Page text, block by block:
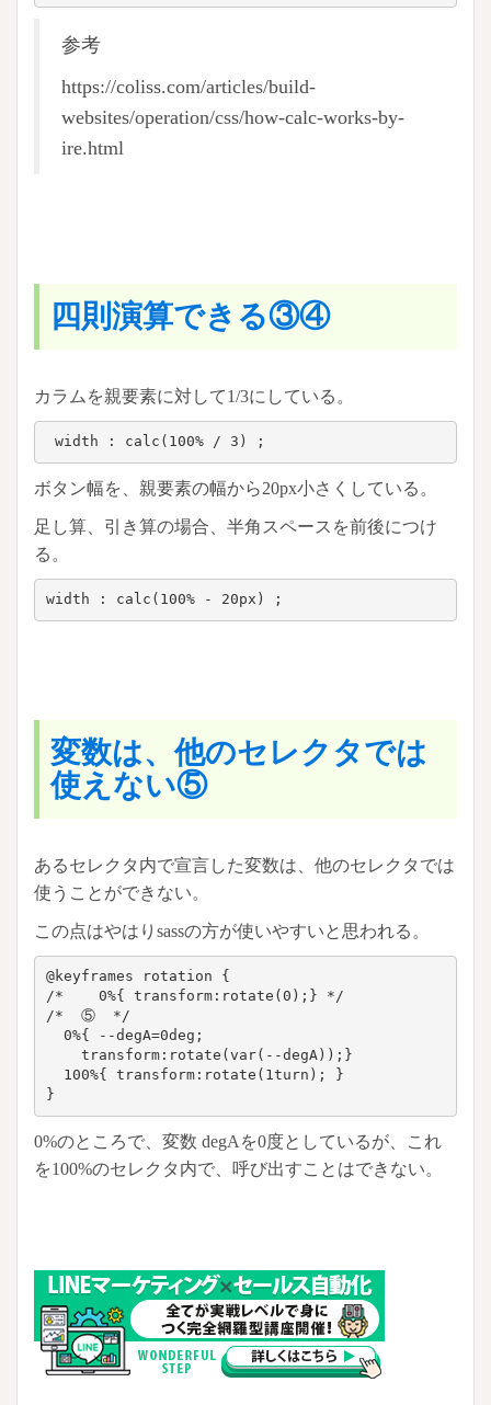
参考
https://coliss.com/articles/build-
websites/operation/css/how-calc-works-by-
ire.html
四則演算できる③④
カラムを親要素に対して1/3にしている。
width : calc(100% / 3) ;
ボタン幅を、親要素の幅から20px小さくしている。
足し算、引き算の場合、半角スペースを前後につけ
る。
width : calc(100% - 20px) ;
変数は、他のセレクタでは
使えない⑤
あるセレクタ内で宣言した変数は、他のセレクタでは
使うことができない。
この点はやはりsassの方が使いやすいと思われる。
@keyframes rotation {
/*    0%{ transform:rotate(0);} */
/*  ⑤  */
}
0%のところで、変数 degAを0度としているが、これ
を100%のセレクタ内で、呼び出すことはできない。